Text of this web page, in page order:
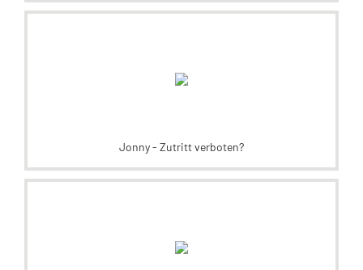
Jonny - Zutritt verboten?